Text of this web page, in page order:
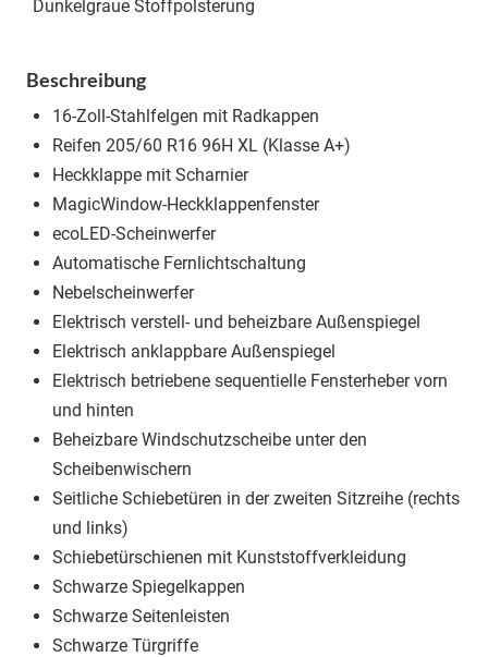
Dunkelgraue Stoffpolsterung
Beschreibung
16-Zoll-Stahlfelgen mit Radkappen
Reifen 205/60 R16 96H XL (Klasse A+)
Heckklappe mit Scharnier
MagicWindow-Heckklappenfenster
ecoLED-Scheinwerfer
Automatische Fernlichtschaltung
Nebelscheinwerfer
Elektrisch verstell- und beheizbare Außenspiegel
Elektrisch anklappbare Außenspiegel
Elektrisch betriebene sequentielle Fensterheber vorn
und hinten
Beheizbare Windschutzscheibe unter den
Scheibenwischern
Seitliche Schiebetüren in der zweiten Sitzreihe (rechts
und links)
Schiebetürschienen mit Kunststoffverkleidung
Schwarze Spiegelkappen
Schwarze Seitenleisten
Schwarze Türgriffe